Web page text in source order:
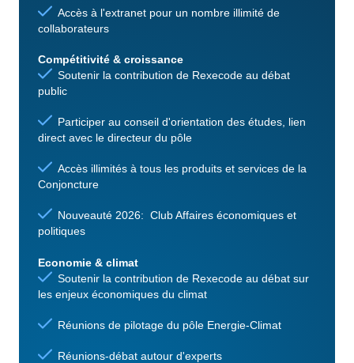
Accès à l'extranet pour un nombre illimité de
collaborateurs
Compétitivité & croissance
Soutenir la contribution de Rexecode au débat
public
Participer au conseil d'orientation des études, lien
direct avec le directeur du pôle
Accès illimités à tous les produits et services de la
Conjoncture
Nouveauté 2026: Club Affaires économiques et
politiques
Economie & climat
Soutenir la contribution de Rexecode au débat sur
les enjeux économiques du climat
Réunions de pilotage du pôle Energie-Climat
Réunions-débat autour d'experts